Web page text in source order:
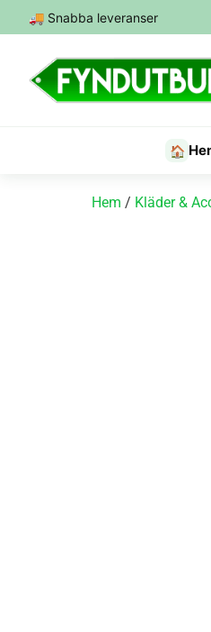
🚚 Snabba leveranser
🏠
Hem / Kläder &